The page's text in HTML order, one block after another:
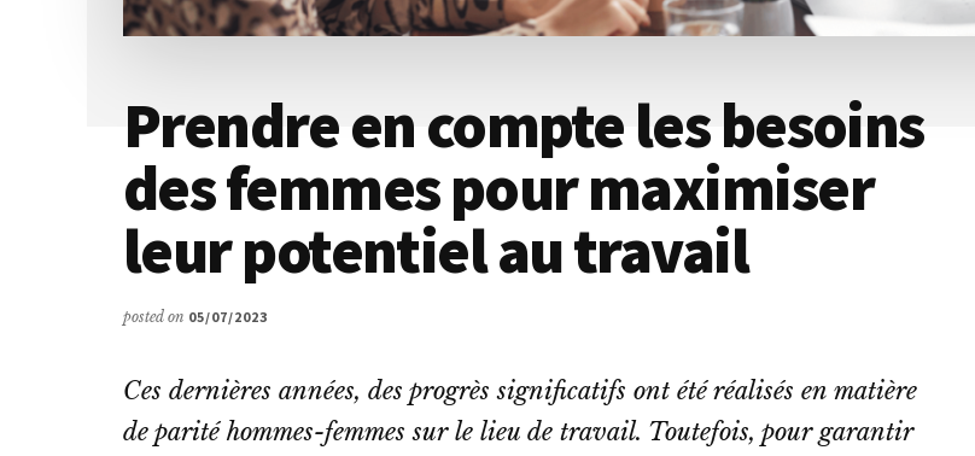
Prendre en compte les besoins
des femmes pour maximiser
leur potentiel au travail
posted on 05/07/2023
Ces dernières années, des progrès significatifs ont été réalisés en matière
de parité hommes-femmes sur le lieu de travail. Toutefois, pour garantir